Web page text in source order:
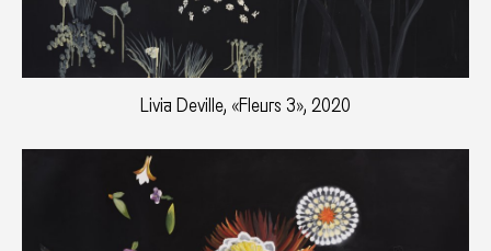
Livia Deville, «Fleurs 3», 2020